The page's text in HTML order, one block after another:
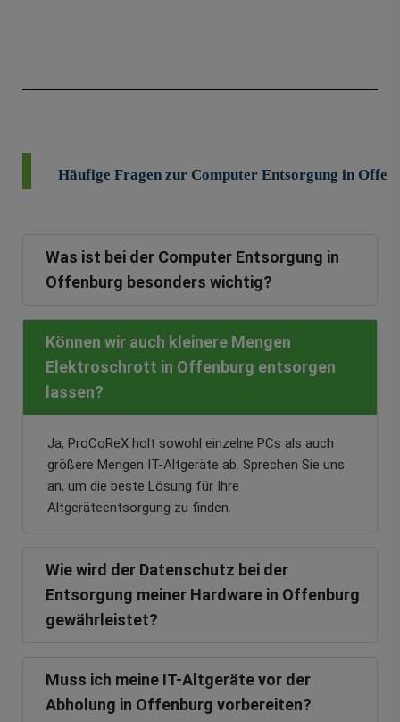
Häufige Fragen zur Computer Entsorgung in
Was ist bei der Computer Entsorgung in
Offenburg besonders wichtig?
Können wir auch kleinere Mengen
Elektroschrott in Offenburg entsorgen
lassen?
Ja, ProCoReX holt sowohl einzelne PCs als auch
größere Mengen IT-Altgeräte ab. Sprechen Sie uns
an, um die beste Lösung für Ihre
Altgeräteentsorgung zu finden.
Wie wird der Datenschutz bei der
Entsorgung meiner Hardware in Offenburg
gewährleistet?
Muss ich meine IT-Altgeräte vor der
Abholung in Offenburg vorbereiten?